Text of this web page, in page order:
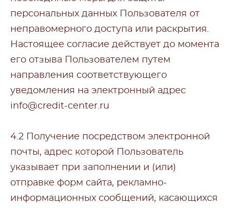
персональных данных Пользователя от
неправомерного доступа или раскрытия.
Настоящее согласие действует до момента
его отзыва Пользователем путем
направления соответствующего
уведомления на электронный адрес
info@credit-center.ru
4.2 Получение посредством электронной
почты, адрес которой Пользователь
указывает при заполнении и (или)
отправке форм сайта, рекламно-
информационных сообщений, касающихся